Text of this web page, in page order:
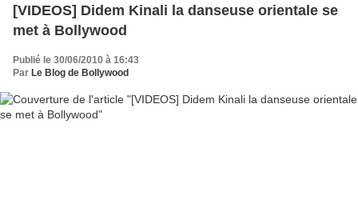
[VIDEOS] Didem Kinali la danseuse orientale se
met à Bollywood
Publié le 30/06/2010 à 16:43
Par Le Blog de Bollywood